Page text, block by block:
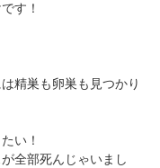
す！
精巣も卵巣も見つかり
い！
全部死んじゃいまし